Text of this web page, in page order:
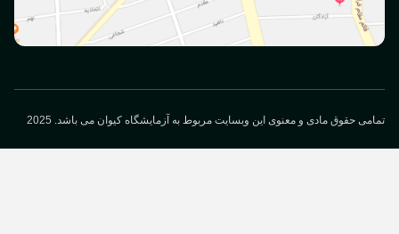
حقوق مادی و معنوی این وبسایت مربوط به آزمایشگاه کیوان می باشد. 2025